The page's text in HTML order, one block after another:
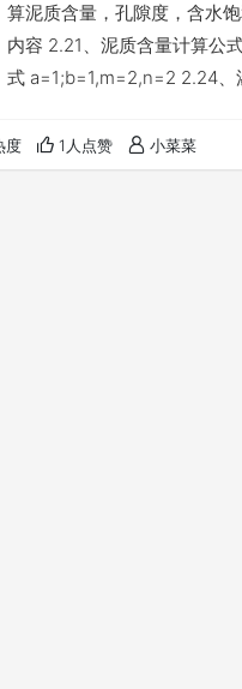
算泥质含量，孔隙度，含水
内容 2.21、泥质含量计算公
式 a=1;b=1,m=2,n=2 2.24、
2.5.2泥岩： GR=100，
度 1人点赞 小菜菜